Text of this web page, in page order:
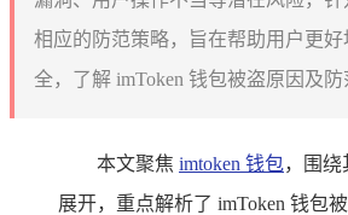
相应的防范策略，旨在帮助用户更
全，了解 imToken 钱包被盗原因及防
本文聚焦 imtoken 钱包，围绕
展开，重点解析了 imToken 钱包